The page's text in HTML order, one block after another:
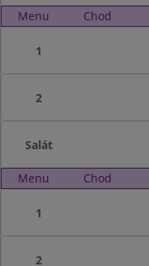
Menu Chod
1
2
Salát
Menu Chod
1
2